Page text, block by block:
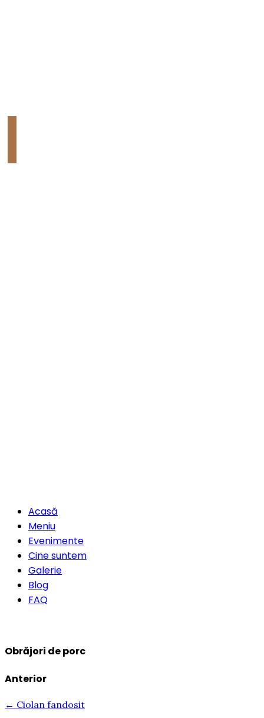
Acasă
Meniu
Evenimente
Cine suntem
Galerie
Blog
FAQ
Obrăjori de porc
Anterior
← Ciolan fandosit